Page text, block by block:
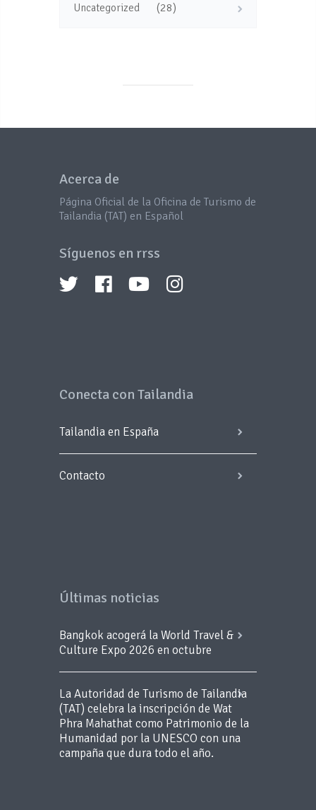
Uncategorized (28)
Acerca de
Página Oficial de la Oficina de Turismo de
Tailandia (TAT) en Español
Síguenos en rrss
Conecta con Tailandia
Tailandia en España
Contacto
Últimas noticias
Bangkok acogerá la World Travel &
Culture Expo 2026 en octubre
La Autoridad de Turismo de Tailandia
(TAT) celebra la inscripción de Wat
Phra Mahathat como Patrimonio de la
Humanidad por la UNESCO con una
campaña que dura todo el año.